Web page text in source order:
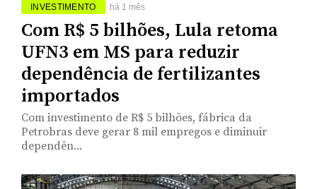
INVESTIMENTO há 1 mês
Com R$ 5 bilhões, Lula retoma
UFN3 em MS para reduzir
dependência de fertilizantes
importados
Com investimento de R$ 5 bilhões, fábrica da
Petrobras deve gerar 8 mil empregos e diminuir
dependên...